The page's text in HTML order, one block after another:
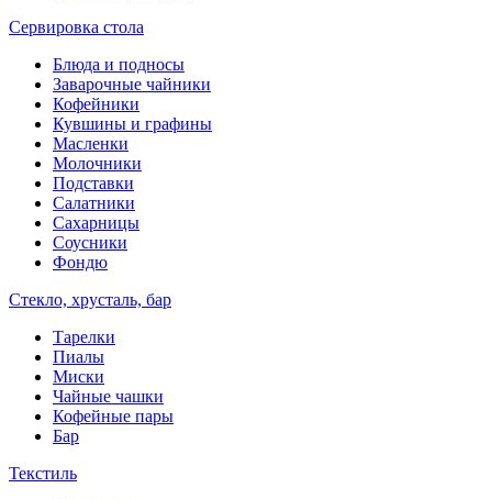
Сервировка стола
Блюда и подносы
Заварочные чайники
Кофейники
Кувшины и графины
Масленки
Молочники
Подставки
Салатники
Сахарницы
Соусники
Фондю
Стекло, хрусталь, бар
Тарелки
Пиалы
Миски
Чайные чашки
Кофейные пары
Бар
Текстиль